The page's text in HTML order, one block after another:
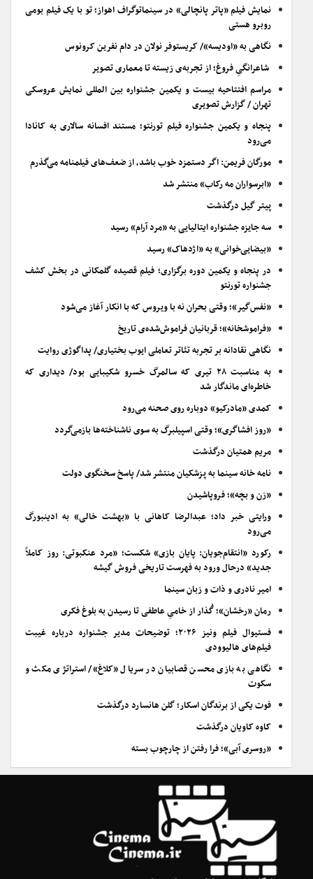
نمایش فیلم «پاتر پانچالی» در سینماتوگراف اهواز؛ تو با یک فیلم بومی
روبرو هستی
نگاهی به «اودیسه»/ کریستوفر نولان در دام نفرین کرونوس
شاعرانگیِ فروغ؛ از تجربه‌ی زیسته تا معماری تصویر
مراسم افتتاحیه بیست و یکمین جشنواره بین المللی نمایش عروسکی
تهران / گزارش تصویری
پنجاه و یکمین جشنواره فیلم تورنتو؛ مستند افسانه سالاری به کانادا
می‌رود
مورگان فریمن: اگر دستمزد خوب باشد، از ضعف‌های فیلمنامه می‌گذرم
«ابرسواران مه رکاب» منتشر شد
پیتر گیل درگذشت
سه جایزه جشنواره ایتالیایی به «مرد آرام» رسید
«بیضایی‌خوانی» به «اژدهاک» رسید
در پنجاه و یکمین دوره برگزاری؛ فیلم قصیده گلمکانی در بخش کشف
جشنواره تورنتو
«نفس‌گیر»؛ وقتی بحران نه با ویروس که با انکار آغاز می‌شود
«فراموشخانه»؛ قربانیان فراموش‌شده‌ی تاریخ
نگاهی نقادانه بر تجربه تئاتر تعاملی ایوب بختیاری/ پداگوژی روایت
به مناسبت ۲۸ تیری که سالمرگ خسرو شکیبایی بود/ دیداری که
خاطره‌ای ماندگار شد
کمدی «مادرکیو» دوباره روی صحنه می‌رود
«روز افشاگری»؛ وقتی اسپیلبرگ به سوی ناشناخته‌ها بازمی‌گردد
مریم همتیان درگذشت
نامه خانه سینما به پزشکیان منتشر شد/ پاسخ سخنگوی دولت
«زن و بچه»؛ فروپاشیدن
ورایتی خبر داد؛ عبدالرضا کاهانی با «بهشت خالی» به ادینبورگ
می‌رود
رکورد «انتقام‌جویان: پایان بازی» شکست؛ «مرد عنکبوتی: روز کاملاً
جدید» درحال ورود به فهرست تاریخی فروش گیشه
امیر نادری و ذات و زبان سینما
رمان «رخشان»؛ گُذار از خامیِ عاطفی تا رسیدن به بلوغ فکری
فستیوال فیلم ونیز ۲۰۲۶؛ توضیحات مدیر جشنواره درباره غیبت
فیلم‌های هالیوودی
نگاهی به بازی محسن قصابیان در سریال «کلاغ»/ استراتژی مکث و
سکوت
فوت یکی از برندگان اسکار؛ گلن هانسارد درگذشت
کاوه کاویان درگذشت
«روسری آبی»؛ فرا رفتن از چارچوب بسته